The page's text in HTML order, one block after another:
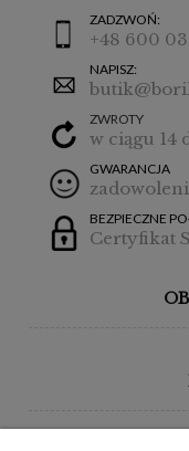
ZADZWOŃ:
+48 600
NAPISZ:
ZWROTY
w ciągu 14
GWARANCJA
BEZPIECZNE
Certyfikat